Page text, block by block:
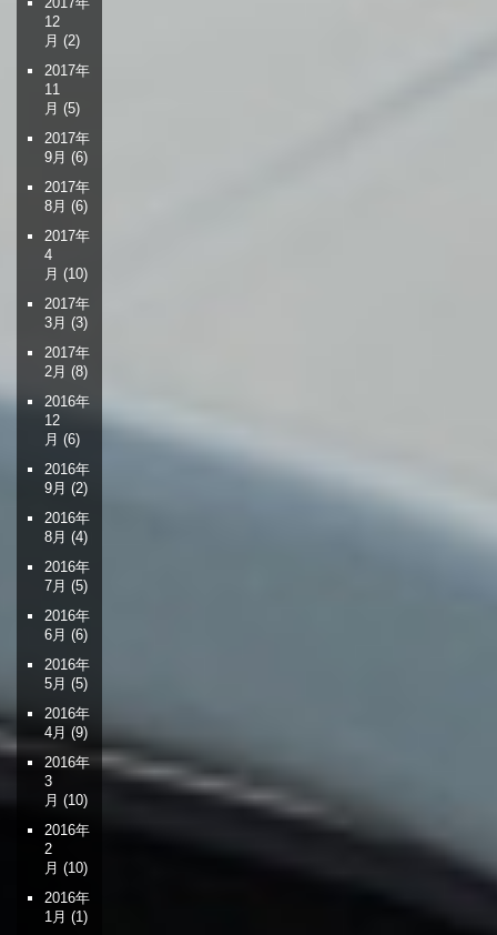
12
月 (2)
2017年
11
月 (5)
2017年
9月 (6)
2017年
8月 (6)
2017年
4
月 (10)
2017年
3月 (3)
2017年
2月 (8)
2016年
12
月 (6)
2016年
9月 (2)
2016年
8月 (4)
2016年
7月 (5)
2016年
6月 (6)
2016年
5月 (5)
2016年
4月 (9)
2016年
3
月 (10)
2016年
2
月 (10)
2016年
1月 (1)